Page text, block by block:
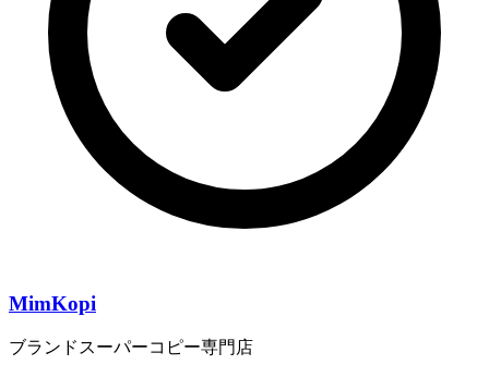
MimKopi
ブランドスーパーコピー専門店